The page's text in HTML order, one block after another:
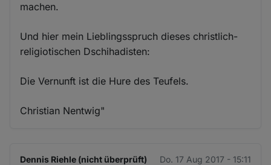
machen.
Und hier mein Lieblingsspruch dieses christlich-
religiotischen Dschihadisten:
Die Vernunft ist die Hure des Teufels.
Christian Nentwig"
Dennis Riehle (nicht überprüft) Do. 17 Aug 2017 - 15:11